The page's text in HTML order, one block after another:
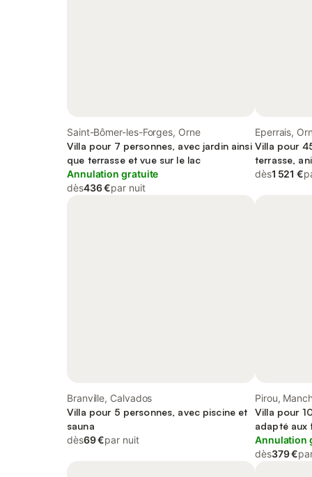
Saint-Bômer-les-Forges, Orne
Villa pour 7 personnes, avec jardin ainsi
que terrasse et vue sur le lac
Annulation gratuite
dès436 €par nuit
Eperrais,
Villa pour
terrasse,
dès1 521 €
Branville, Calvados
Villa pour 5 personnes, avec piscine et
sauna
dès69 €par nuit
Pirou,
Villa pour
adapté aux
Annulation
dès379 €